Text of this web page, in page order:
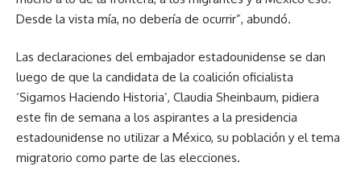
Desde la vista mía, no debería de ocurrir”, abundó.
Las declaraciones del embajador estadounidense se dan
luego de que la candidata de la coalición oficialista
‘Sigamos Haciendo Historia’, Claudia Sheinbaum, pidiera
este fin de semana a los aspirantes a la presidencia
estadounidense no utilizar a México, su población y el tema
migratorio como parte de las elecciones.